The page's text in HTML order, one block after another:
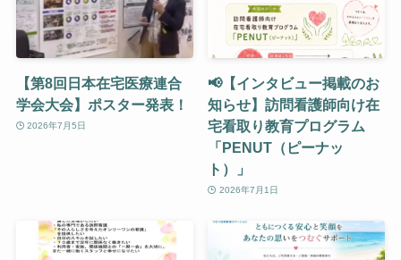
【第8回日本在宅医療連合
学会大会】ポスター発表！
2026年7月5日
📢【インタビュー掲載のお
知らせ】訪問看護師向け在
宅看取り教育プログラム
「PENUT（ピーナッ
ト）」
2026年7月1日